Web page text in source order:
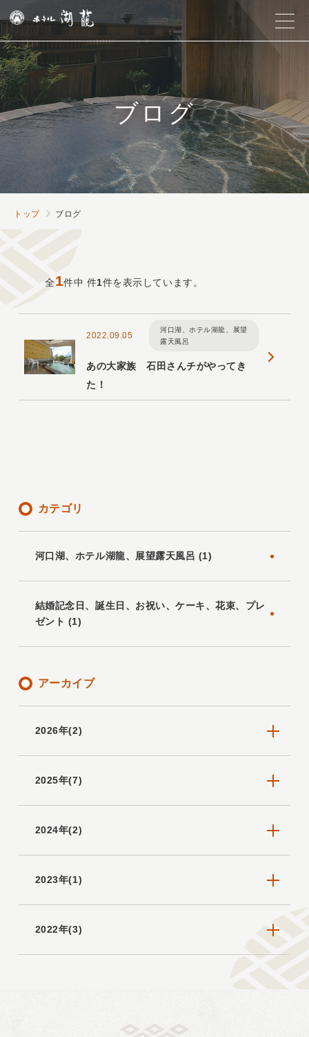
ブログ
トップ ブログ
全1件中 件1件を表示しています。
2022.09.05
河口湖、ホテル湖龍、展望
露天風呂
あの大家族 石田さんチがやってき
た！
カテゴリ
河口湖、ホテル湖龍、展望露天風呂 (1)
結婚記念日、誕生日、お祝い、ケーキ、花束、プレ
ゼント (1)
アーカイブ
2026年(2)
2025年(7)
2024年(2)
2023年(1)
2022年(3)